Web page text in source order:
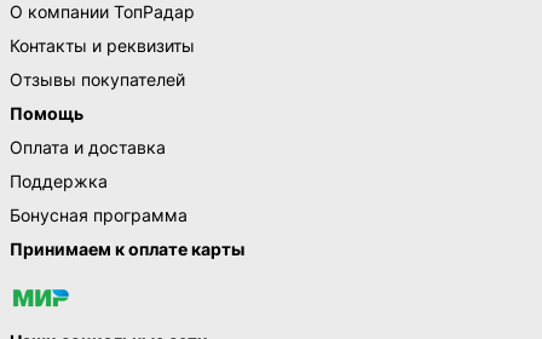
О компании ТопРадар
Контакты и реквизиты
Отзывы покупателей
Помощь
Оплата и доставка
Поддержка
Бонусная программа
Принимаем к оплате карты